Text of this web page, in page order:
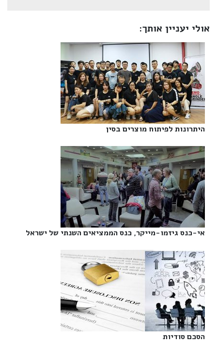
אולי יעניין אותך:
היתרונות לפיתוח מוצרים בסין‎
אי-כנס גיזמו-מייקר, כנס הממציאים השנתי של ישראל‎
הסכם סודיות‎